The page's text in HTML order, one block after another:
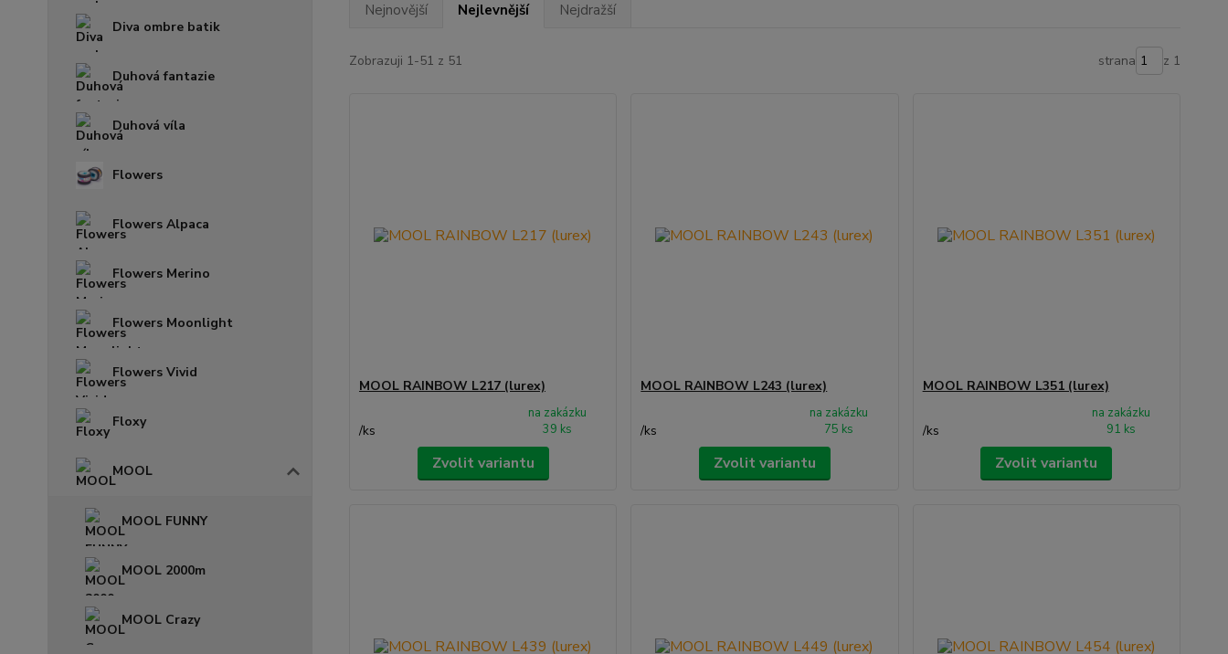
Diva ombre batik
Duhová fantazie
Duhová víla
Flowers
Flowers Alpaca
Flowers Merino
Flowers Moonlight
Flowers Vivid
Floxy
MOOL
MOOL FUNNY
MOOL 2000m
MOOL Crazy
Nejnovější Nejlevnější Nejdražší
Zobrazuji 1-51 z 51 strana z 1
MOOL RAINBOW L217 (lurex)
/ks
na zakázku
39 ks
Zvolit variantu
MOOL RAINBOW L243 (lurex)
/ks
na zakázku
75 ks
Zvolit variantu
MOOL RAINBOW L351 (lurex)
/ks
na zakázku
91 ks
Zvolit variantu